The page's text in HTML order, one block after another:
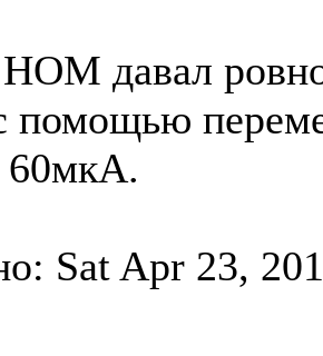
давал
помощью
60мкА.
Sat Apr 23,